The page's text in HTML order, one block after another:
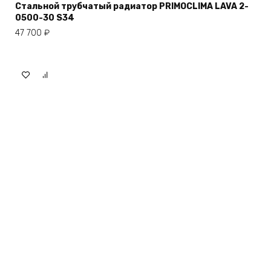
Стальной трубчатый радиатор PRIMOCLIMA LAVA 2-
0500-30 S34
47 700 ₽